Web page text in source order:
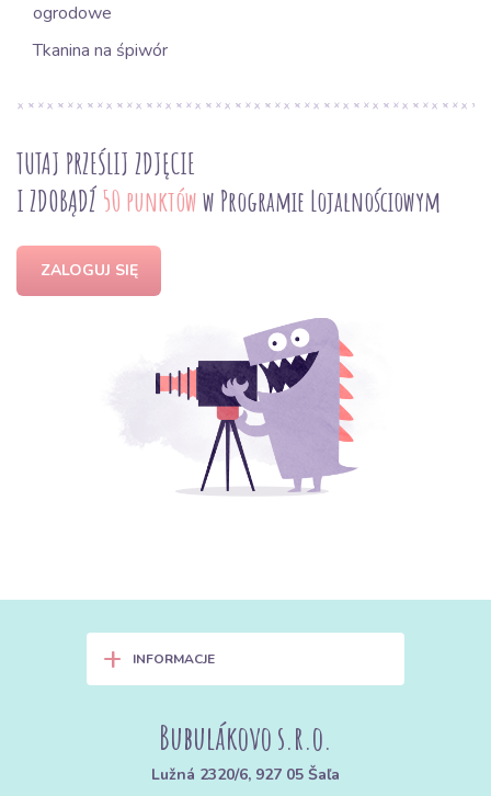
ogrodowe
Tkanina na śpiwór
TUTAJ PRZEŚLIJ ZDJĘCIE
I ZDOBĄDŹ 50 punktóww Programie Lojalnościowym
ZALOGUJ SIĘ
+ INFORMACJE
Bubulákovo s.r.o.
Lužná 2320/6, 927 05 Šaľa